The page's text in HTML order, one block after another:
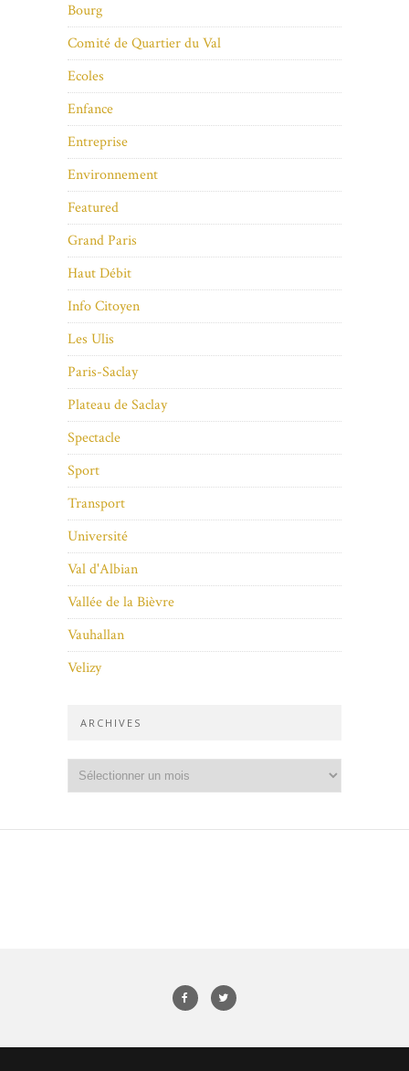
Bourg
Comité de Quartier du Val
Ecoles
Enfance
Entreprise
Environnement
Featured
Grand Paris
Haut Débit
Info Citoyen
Les Ulis
Paris-Saclay
Plateau de Saclay
Spectacle
Sport
Transport
Université
Val d'Albian
Vallée de la Bièvre
Vauhallan
Velizy
ARCHIVES